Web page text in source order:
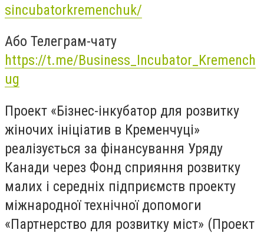
sincubatorkremenchuk/
Або Телеграм-чату
https://t.me/Business_Incubator_Kremench
ug
Проект «Бізнес-інкубатор для розвитку
жіночих ініціатив в Кременчуці»
реалізується за фінансування Уряду
Канади через Фонд сприяння розвитку
малих і середніх підприємств проекту
міжнародної технічної допомоги
«Партнерство для розвитку міст» (Проект